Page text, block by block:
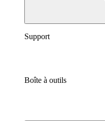
Support
Boîte à outils